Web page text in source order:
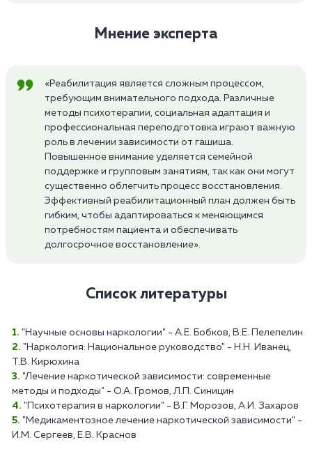
Мнение эксперта
«Реабилитация является сложным процессом,
требующим внимательного подхода. Различные
методы психотерапии, социальная адаптация и
профессиональная переподготовка играют важную
роль в лечении зависимости от гашиша.
Повышенное внимание уделяется семейной
поддержке и групповым занятиям, так как они могут
существенно облегчить процесс восстановления.
Эффективный реабилитационный план должен быть
гибким, чтобы адаптироваться к меняющимся
потребностям пациента и обеспечивать
долгосрочное восстановление».
Список литературы
"Научные основы наркологии" - А.Е. Бобков, В.Е. Пелепелин
"Наркология: Национальное руководство" - Н.Н. Иванец,
Т.В. Кирюхина
"Лечение наркотической зависимости: современные
методы и подходы" - О.А. Громов, Л.П. Синицин
"Психотерапия в наркологии" - В.Г. Морозов, А.И. Захаров
"Медикаментозное лечение наркотической зависимости" -
И.М. Сергеев, Е.В. Краснов